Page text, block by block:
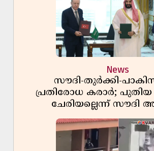
News
സൗദി-തുർക്കി-
പ്രതിരോധ കരാർ;
ചേരിയല്ലെന്ന് സൗദി
വിമർശനവുമായി